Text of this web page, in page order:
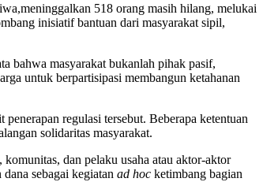
518 orang masih hilang, melukai
inisiatif bantuan dari masyarakat sipil,
bahwa masyarakat bukanlah pihak pasif,
untuk berpartisipasi membangun ketahanan
regulasi tersebut. Beberapa ketentuan
solidaritas masyarakat.
dan pelaku usaha atau aktor‑aktor
sebagai kegiatan ad hoc ketimbang bagian